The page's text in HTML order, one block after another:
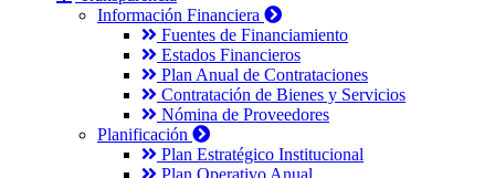
Información Financiera
Fuentes de Financiamiento
Estados Financieros
Plan Anual de Contrataciones
Contratación de Bienes y Servicios
Nómina de Proveedores
Planificación
Plan Estratégico Institucional
Plan Operativo Anual